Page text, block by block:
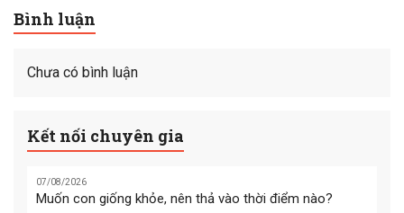
Bình luận
Chưa có bình luận
Kết nối chuyên gia
07/08/2026
Muốn con giống khỏe, nên thả vào thời điểm nào?